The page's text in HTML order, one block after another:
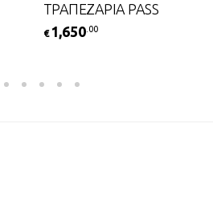
ΤΡΑΠΕΖΑΡΙΑ PASS
€ 1,650 .00